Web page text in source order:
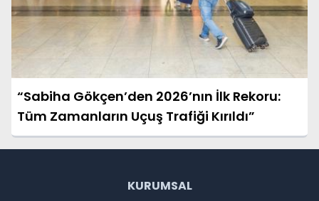
“Sabiha Gökçen’den 2026’nın İlk Rekoru:
Tüm Zamanların Uçuş Trafiği Kırıldı”
KURUMSAL